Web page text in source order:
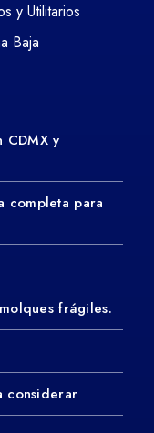
y Utilitarios
Baja
CDMX y
completa para
frágiles.
considerar